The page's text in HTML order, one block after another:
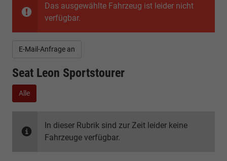
Das ausgewählte Fahrzeug ist leider nicht
verfügbar.
E-Mail-Anfrage an
Seat Leon Sportstourer
Alle
In dieser Rubrik sind zur Zeit leider keine
Fahrzeuge verfügbar.